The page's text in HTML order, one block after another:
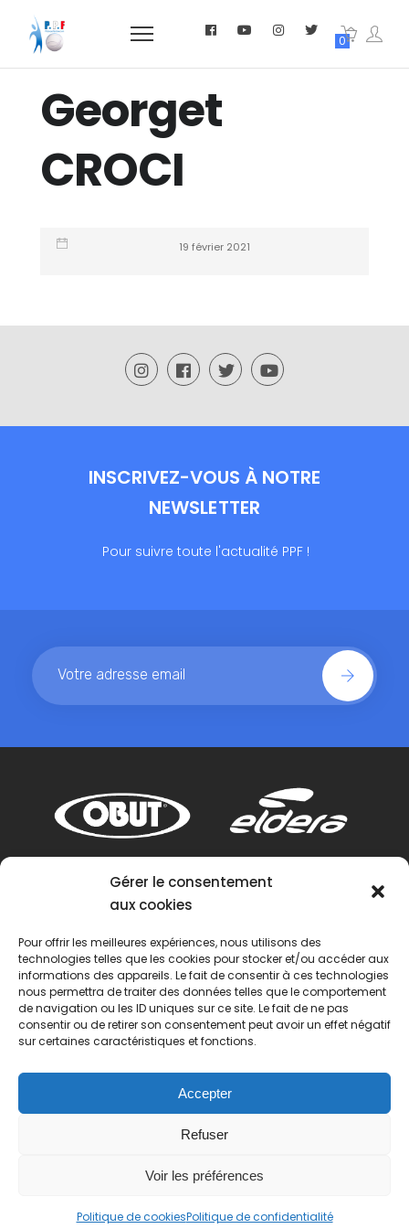
Gérer le consentement
aux cookies
Pour offrir les meilleures expériences, nous utilisons des
technologies telles que les cookies pour stocker et/ou accéder aux
informations des appareils. Le fait de consentir à ces technologies
nous permettra de traiter des données telles que le comportement
de navigation ou les ID uniques sur ce site. Le fait de ne pas
consentir ou de retirer son consentement peut avoir un effet négatif
sur certaines caractéristiques et fonctions.
Accepter
Refuser
Voir les préférences
Politique de cookiesPolitique de confidentialité
0
Georget
CROCI
19 février 2021
INSCRIVEZ-VOUS À NOTRE
NEWSLETTER
Pour suivre toute l'actualité PPF !
réservés.